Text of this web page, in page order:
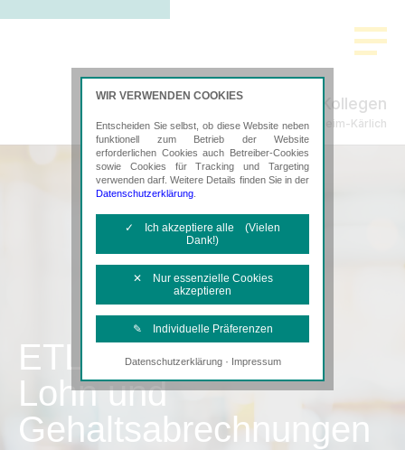
Reichert, Simonis & Kollegen
Steuerberatung in Mülheim-Kärlich
ETL
Lohn und
Gehaltsabrechnungen
WIR VERWENDEN COOKIES
Entscheiden Sie selbst, ob diese Website neben
funktionell zum Betrieb der Website
erforderlichen Cookies auch Betreiber-Cookies
sowie Cookies für Tracking und Targeting
verwenden darf. Weitere Details finden Sie in der
Datenschutzerklärung
✓ Ich akzeptiere alle (Vielen
Dank!)
✕ Nur essenzielle Cookies
akzeptieren
✎ Individuelle Präferenzen
Notwendige Cookies
Diese Cookies sind erforderlich, um die
Tracking- und Targeting-Cookies
Datenschutzerklärung· Impressum